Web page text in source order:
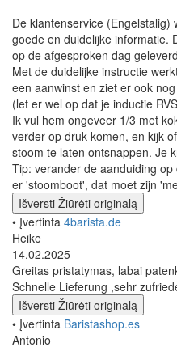
De klantenservice
goede en duidelijke informatie.
op de afgesproken dag
Met de duidelijke instructie
een aanwinst en ziet er ook
(let er wel op dat je inductie
Ik vul hem ongeveer 1/3 met
verder op druk komen, en kijk
stoom te laten ontsnappen. Je
Tip: verander de aanduiding
er 'stoomboot', dat moet zijn
Išversti Žiūrėti originalą
• Įvertinta 4barista.de
Heike
14.02.2025
Greitas pristatymas, labai
Schnelle Lieferung ,sehr
Išversti Žiūrėti originalą
• Įvertinta Baristashop.es
Antonio